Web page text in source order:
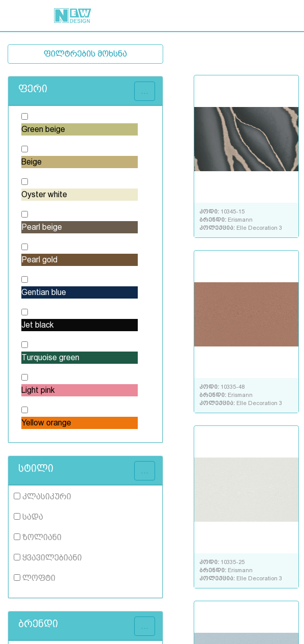
ფილტრების მოხსნა
ფერი ...
Green beige
Beige
Oyster white
Pearl beige
Pearl gold
Gentian blue
Jet black
Turquoise green
Light pink
Yellow orange
სტილი ...
კლასიკური
სადა
ზოლიანი
ყვავილებიანი
ლოფტი
ბრენდი ...
კოდი: 10345-15
ბრენდი: Erismann
კოლექცია: Elle Decoration 3
კოდი: 10335-48
ბრენდი: Erismann
კოლექცია: Elle Decoration 3
კოდი: 10335-25
ბრენდი: Erismann
კოლექცია: Elle Decoration 3